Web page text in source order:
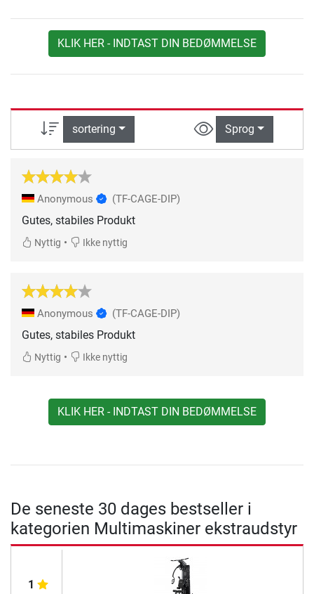
KLIK HER - INDTAST DIN BEDØMMELSE
sortering Sprog
Anonymous (TF-CAGE-DIP)
Gutes, stabiles Produkt
Nyttig • Ikke nyttig
Anonymous (TF-CAGE-DIP)
Gutes, stabiles Produkt
Nyttig • Ikke nyttig
KLIK HER - INDTAST DIN BEDØMMELSE
De seneste 30 dages bestseller i
kategorien Multimaskiner ekstraudstyr
1